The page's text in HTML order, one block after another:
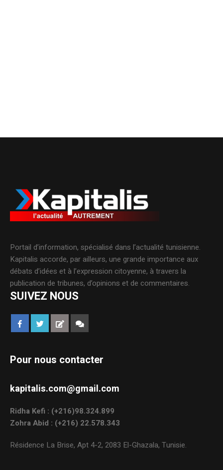
Portail d’information, spécialisé dans l’actualité tunisienne.
Kapitalis accorde, par ailleurs, une grande importance aux
débats d’idées et à l’expression citoyenne, à travers la
publication de tribunes, d’opinions et de commentaires.
SUIVEZ NOUS
Pour nous contacter
kapitalis.com@gmail.com
Ridha Kefi : (+216)98.324.899
Zohra Abid : (+216) 22.578.343
Résidence La Brise, Apt 4-2, 2083 El-Ghazala, Tunisie.